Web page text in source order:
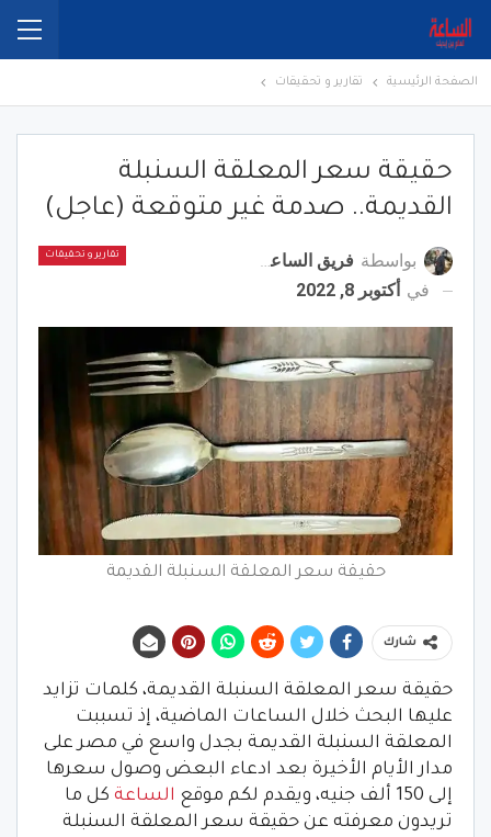
الصفحة الرئيسية تقارير و تحقيقات
حقيقة سعر المعلقة السنبلة
القديمة.. صدمة غير متوقعة (عاجل)
تقارير و تحقيقات بواسطة فريق الساعة برس
في أكتوبر 8, 2022
حقيقة سعر المعلقة السنبلة القديمة
شارك
حقيقة سعر المعلقة السنبلة القديمة، كلمات تزايد
عليها البحث خلال الساعات الماضية، إذ تسببت
المعلقة السنبلة القديمة بجدل واسع في مصر على
مدار الأيام الأخيرة بعد ادعاء البعض وصول سعرها
إلى 150 ألف جنيه، ويقدم لكم موقع
الساعة كل ما
تريدون معرفته عن حقيقة سعر المعلقة السنبلة